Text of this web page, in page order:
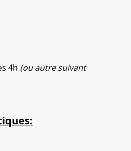
4h (ou autre suivant